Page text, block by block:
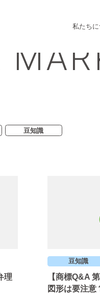
私たち
豆知識
理
豆知識
【商標Q&A
図形は要注意